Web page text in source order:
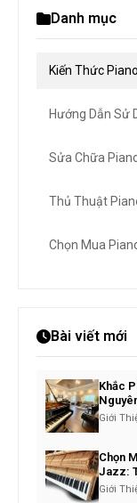
Danh mục
Kiến Thức Piano
Hướng Dẫn Sử
Sửa Chữa
Thủ Thuật
Chọn Mua
Bài viết mới
Khắc
Giới
Chọn
Jazz:
Giới